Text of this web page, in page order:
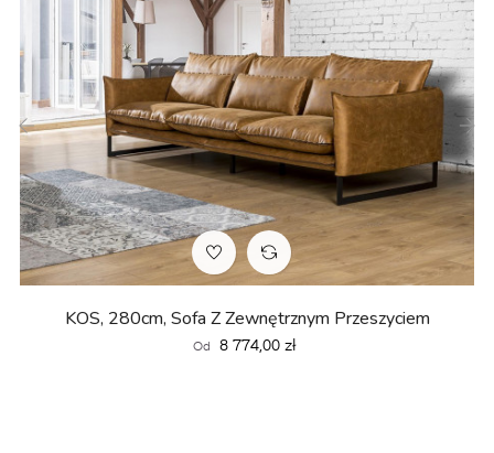
KOS, 280cm, Sofa Z Zewnętrznym Przeszyciem
Od Cena
8 774,00 zł
›